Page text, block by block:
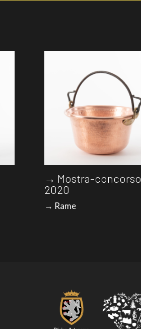
→ Mostra-concorso
2020
→ Rame